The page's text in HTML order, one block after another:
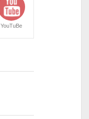
YouTuBe